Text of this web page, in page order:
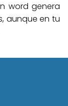
word genera
aunque en tu